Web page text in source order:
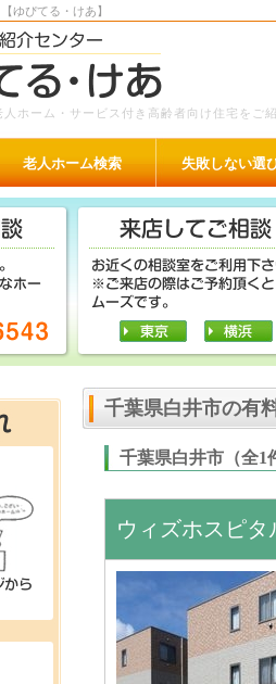
ゆぴてる・けあ】
ホーム・サービス付き高齢者向け住宅をご
老人ホーム検索 失敗しない選
千葉県白井市の有
千葉県白井市（
ウィズホスピタ